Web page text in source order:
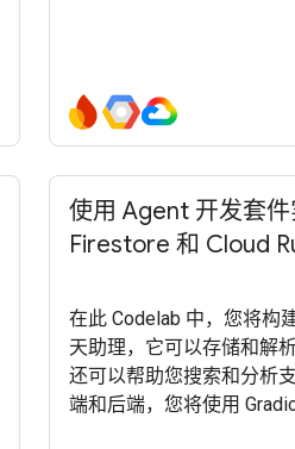
使用 Agent 开发套件
Firestore 和 Cloud
在此 Codelab 中，您将构
天助理，它可以存储和解
还可以帮助您搜索和分析
端和后端，您将使用